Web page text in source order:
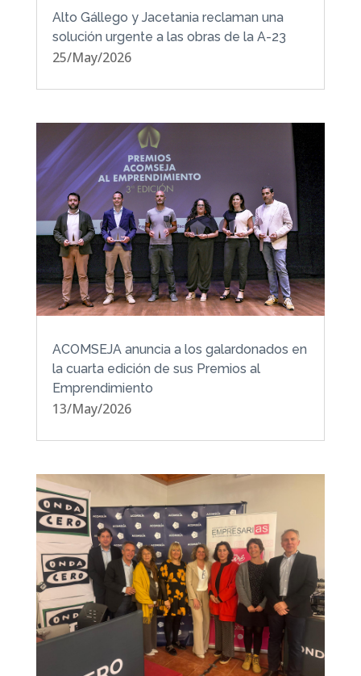
Alto Gállego y Jacetania reclaman una
solución urgente a las obras de la A-23
25/May/2026
ACOMSEJA anuncia a los galardonados en
la cuarta edición de sus Premios al
Emprendimiento
13/May/2026